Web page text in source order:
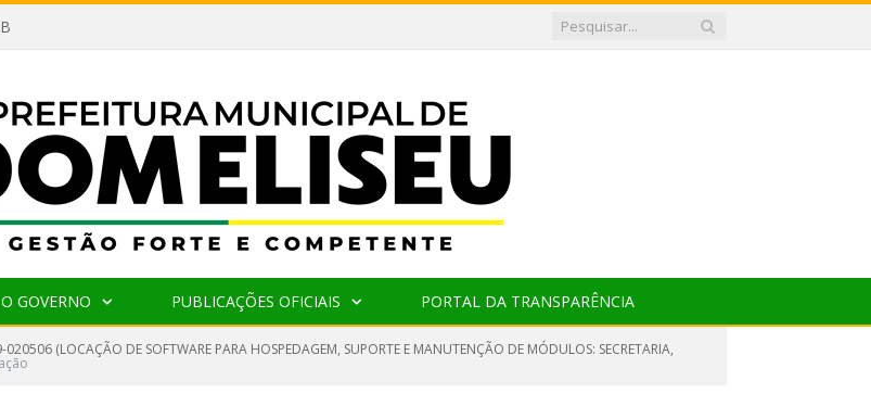
O GOVERNO PUBLICAÇÕES OFICIAIS PORTAL DA TRANSPARÊNCIA
(LOCAÇÃO DE SOFTWARE PARA HOSPEDAGEM, SUPORTE E MANUTENÇÃO DE MÓDULOS: SECRETARIA,